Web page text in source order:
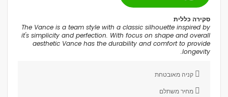
סקירה כללית
The Vance is a team style with a classic silhouette inspired by
it's simplicity and perfection. With focus on shape and overall
aesthetic Vance has the durability and comfort to provide
longevity.
קניה מאובטחת
מחיר משתלם